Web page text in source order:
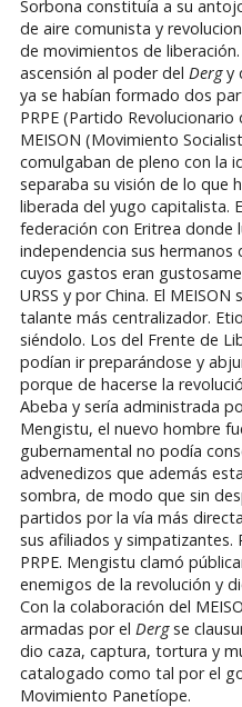
Sorbona constituía a su
de aire comunista y
de movimientos de
ascensión al poder del Dergy
ya se habían formado dos
PRPE (Partido
MEISON (Movimiento
comulgaban de pleno con la
separaba su visión de lo que
liberada del yugo capitalista.
federación con Eritrea donde
independencia sus hermanos
cuyos gastos eran
URSS y por China. El
talante más centralizador.
siéndolo. Los del Frente de
podían ir preparándose y
porque de hacerse la
Abeba y sería administrada
Mengistu, el nuevo hombre
gubernamental no podía
advenedizos que además
sombra, de modo que sin
partidos por la vía más
sus afiliados y
PRPE. Mengistu clamó
enemigos de la revolución y
Con la colaboración del
armadas por el Dergse
dio caza, captura, tortura y
catalogado como tal por el
Movimiento Panetíope.